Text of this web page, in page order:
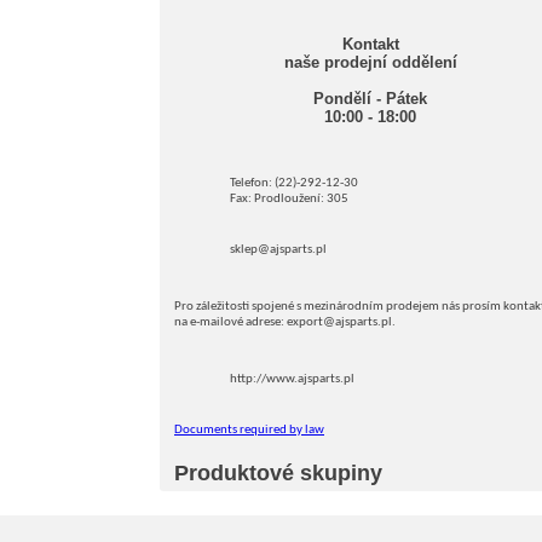
Kontakt
naše prodejní oddělení
Pondělí - Pátek
10:00 - 18:00
Telefon: (22)-292-12-30
Fax: Prodloužení: 305
sklep@ajsparts.pl
Pro záležitosti spojené s mezinárodním prodejem nás prosím
na e-mailové adrese: export@ajsparts.pl.
http://www.ajsparts.pl
Documents required by law
Produktové skupiny